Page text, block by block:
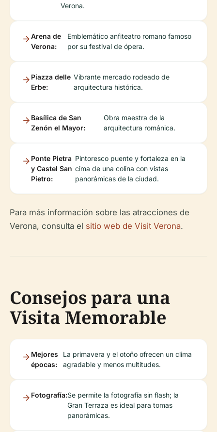
Verona.
Arena de
Verona:
Emblemático anfiteatro romano famoso
por su festival de ópera.
Piazza delle
Erbe:
Vibrante mercado rodeado de
arquitectura histórica.
Basílica de San
Zenón el Mayor:
Obra maestra de la
arquitectura románica.
Ponte Pietra
y Castel San
Pietro:
Pintoresco puente y fortaleza en la
cima de una colina con vistas
panorámicas de la ciudad.
Para más información sobre las atracciones de
Verona, consulta el sitio web de Visit Verona.
Consejos para una
Visita Memorable
Mejores
épocas:
La primavera y el otoño ofrecen un clima
agradable y menos multitudes.
Fotografía:Se permite la fotografía sin flash; la
Gran Terraza es ideal para tomas
panorámicas.